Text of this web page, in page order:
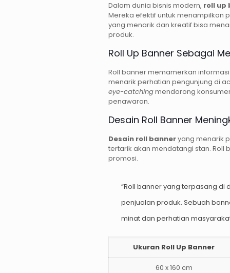
Dalam dunia bisnis modern, roll up
Mereka efektif untuk menampilkan
yang menarik dan kreatif bisa
produk.
Roll Up Banner Sebagai
Roll banner memamerkan
menarik perhatian pengunjung di
eye-catchingmendorong
penawaran.
Desain Roll Banner
Desain roll banneryang menarik
tertarik akan mendatangi stan. Roll
promosi.
“Roll banner yang terpasang
penjualan produk. Sebuah
minat dan perhatian
Ukuran Roll Up Banner
60 x 160 cm